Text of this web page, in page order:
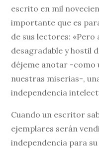
escrito en mil
importante que es
de sus lectores: «Pero
desagradable y hostil
déjeme anotar -como
nuestras miserias-,
independencia
Cuando un escritor
ejemplares serán
independencia para